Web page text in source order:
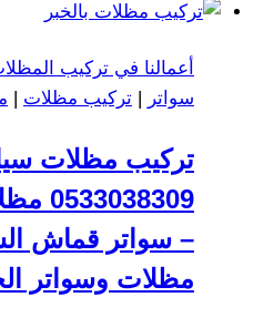
وجلسات
في
القطيف
أعمالنا في تركيب
سواتر | تركيب مظلات |
تركيب مظلات
– سواتر قماش
مظلات وسواتر